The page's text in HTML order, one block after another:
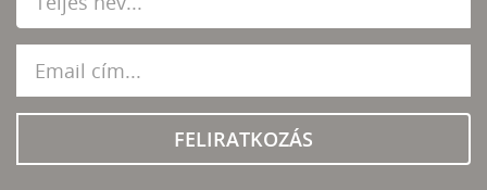
FELIRATKOZÁS